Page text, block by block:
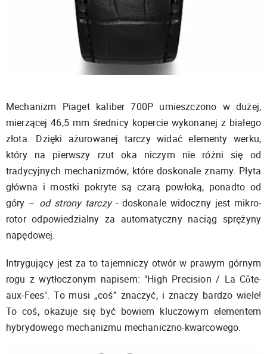
Mechanizm Piaget kaliber 700P umieszczono w dużej,
mierzącej 46,5 mm średnicy kopercie wykonanej z białego
złota. Dzięki ażurowanej tarczy widać elementy werku,
który na pierwszy rzut oka niczym nie różni się od
tradycyjnych mechanizmów, które doskonale znamy. Płyta
główna i mostki pokryte są czarą powłoką, ponadto od
góry – od strony tarczy- doskonale widoczny jest mikro-
rotor odpowiedzialny za automatyczny naciąg sprężyny
napędowej.
Intrygujący jest za to tajemniczy otwór w prawym górnym
rogu z wytłoczonym napisem: "High Precision / La Côte-
aux-Fees". To musi „coś” znaczyć, i znaczy bardzo wiele!
To coś, okazuje się być bowiem kluczowym elementem
hybrydowego mechanizmu mechaniczno-kwarcowego.